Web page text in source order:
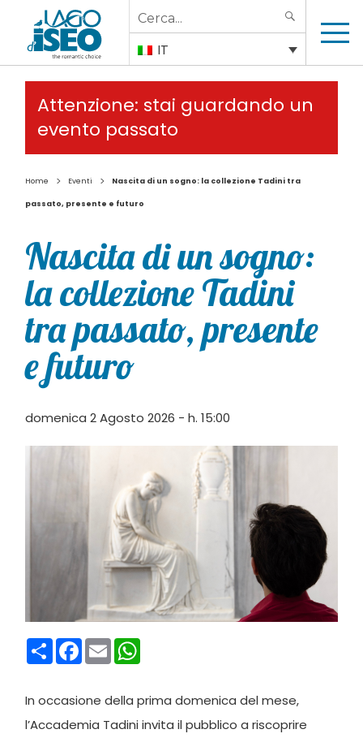
Search
for:
IT
Attenzione: stai guardando un
evento passato
Home > Eventi > Nascita di un sogno: la collezione Tadini tra
passato, presente e futuro
Nascita di un sogno:
la collezione Tadini
tra passato, presente
e futuro
domenica 2 Agosto 2026 - h. 15:00
CondividiFacebook
Email
In occasione della prima domenica del mese,
l’Accademia Tadini invita il pubblico a riscoprire